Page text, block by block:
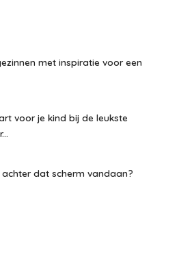
met inspiratie voor een
voor je kind bij de leukste
achter dat scherm vandaan?